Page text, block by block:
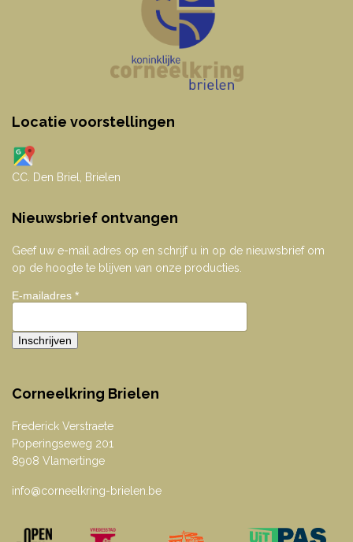
Locatie voorstellingen
CC. Den Briel, Brielen
Nieuwsbrief ontvangen
Geef uw e-mail adres op en schrijf u in op de nieuwsbrief om
op de hoogte te blijven van onze producties.
E-mailadres *
Corneelkring Brielen
Frederick Verstraete
Poperingseweg 201
8908 Vlamertinge
info@corneelkring-brielen.be